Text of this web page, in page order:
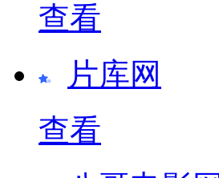
查看
片库网
查看